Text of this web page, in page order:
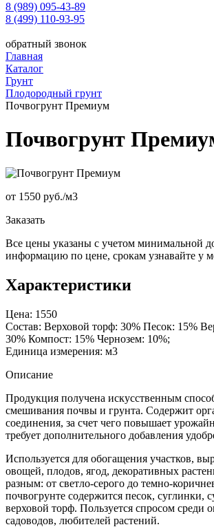
8 (989) 095-43-89
8 (499) 110-93-95
обратный звонок
Главная
Каталог
Грунт
Плодородный грунт
Почвогрунт Премиум
Почвогрунт
от 1550 руб./м3
Заказать
Все цены указаны с учетом минимальной
информацию по цене, срокам узнавайте у
Характеристики
Цена: 1550
Состав: Верховой торф: 30% Песок: 15%
30% Компост: 15% Чернозем: 10%;
Единица измерения: м3
Описание
Продукция получена искусственным
смешивания почвы и грунта. Содержит
соединения, за счет чего повышает
требует дополнительного добавления
Используется для обогащения участков,
овощей, плодов, ягод, декоративных
разным: от светло-серого до темно-
почвогрунте содержится песок, суглинки,
верховой торф. Пользуется спросом среди
садоводов, любителей растений.